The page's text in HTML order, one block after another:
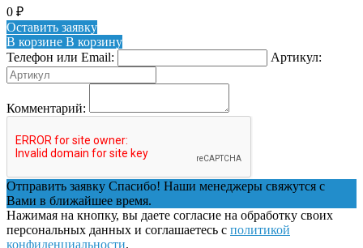
0 ₽
Оставить заявку
В корзине В корзину
Телефон или Email:
Артикул:
Комментарий:
Отправить заявку Спасибо! Наши менеджеры свяжутся с
Вами в ближайшее время.
Нажимая на кнопку, вы даете согласие на обработку своих
персональных данных и соглашаетесь с политикой
конфиденциальности.